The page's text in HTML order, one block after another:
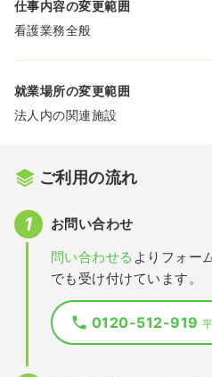
仕事内容の変更範囲
看護業務全般
就業場所の変更範囲
法人内の関連施設
ご利用の流れ
お問い合わせ
問い合わせる よりフォー
でも受け付けています。
0120-512-919